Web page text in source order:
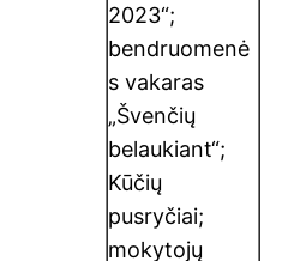
2023“;
bendruomenė
s vakaras
„Švenčių
belaukiant“;
Kūčių
pusryčiai;
mokytojų